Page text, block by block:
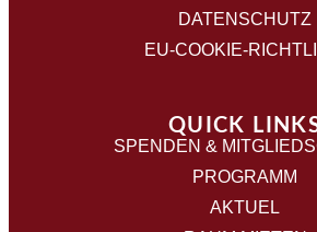
DATENSCHUTZ
EU-COOKIE-
QUICK
SPENDEN &
PROGRAMM
AKTUEL